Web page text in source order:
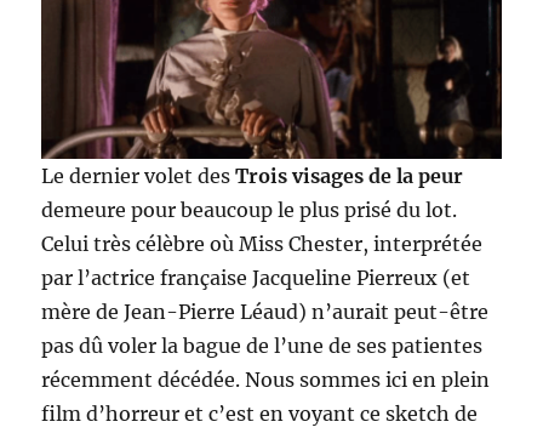
Le dernier volet desTrois visages de la peur
demeure pour beaucoup le plus prisé du lot.
Celui très célèbre où Miss Chester, interprétée
par l’actrice française Jacqueline Pierreux (et
mère de Jean-Pierre Léaud) n’aurait peut-être
pas dû voler la bague de l’une de ses patientes
récemment décédée. Nous sommes ici en plein
film d’horreur et c’est en voyant ce sketch de